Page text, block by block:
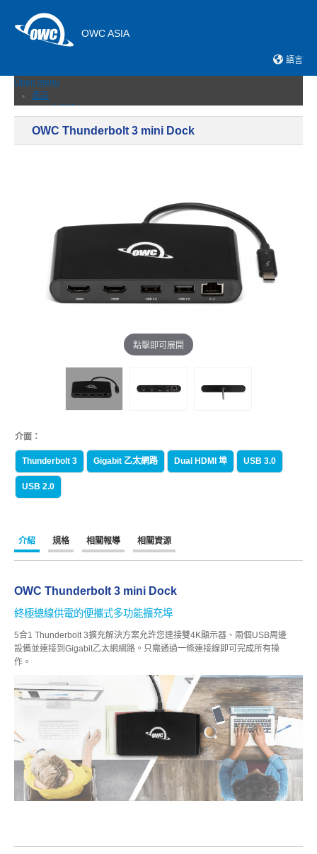
OWC ASIA
語言
Open menu
產品
網路儲存伺服器
軟體＆APP
最新消息
銷售據點
聯絡我們
OWC Thunderbolt 3 mini Dock
點擊即可展開
介面：
Thunderbolt 3 Gigabit 乙太網路 Dual HDMI 埠 USB 3.0
USB 2.0
介紹 規格 相關報導 相關資源
OWC Thunderbolt 3 mini Dock
終極總線供電的便攜式多功能擴充埠
5合1 Thunderbolt 3擴充解決方案允許您連接雙4K顯示器、兩個USB周邊
設備並連接到Gigabit乙太網網路。只需通過一條連接線即可完成所有操
作。